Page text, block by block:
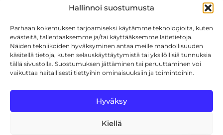
Hallinnoi suostumusta
Parhaan kokemuksen tarjoamiseksi käytämme teknologioita, kuten
evästeitä, tallentaaksemme ja/tai käyttääksemme laitetietoja.
Näiden tekniikoiden hyväksyminen antaa meille mahdollisuuden
käsitellä tietoja, kuten selauskäyttäytymistä tai yksilöllisiä tunnuksia
tällä sivustolla. Suostumuksen jättäminen tai peruuttaminen voi
vaikuttaa haitallisesti tiettyihin ominaisuuksiin ja toimintoihin.
Hyväksy
Kiellä
Oma tili
Maksutavat
Toimitustavat
Usein kysytyt kysymykset
+358 44 270 3795
asiakaspalvelu@toolcat.fi